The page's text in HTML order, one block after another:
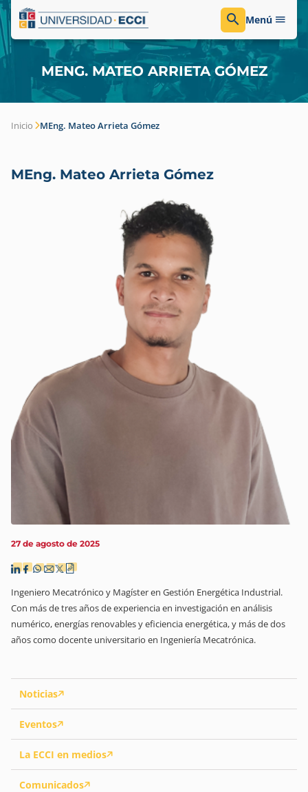
Menú
MENG. MATEO ARRIETA GÓMEZ
Inicio MEng. Mateo Arrieta Gómez
Noticias
Eventos
La ECCI en medios
Comunicados
MEng. Mateo Arrieta Gómez
27 de agosto de 2025
Ingeniero Mecatrónico y Magíster en Gestión Energética Industrial.
Con más de tres años de experiencia en investigación en análisis
numérico, energías renovables y eficiencia energética, y más de dos
años como docente universitario en Ingeniería Mecatrónica.